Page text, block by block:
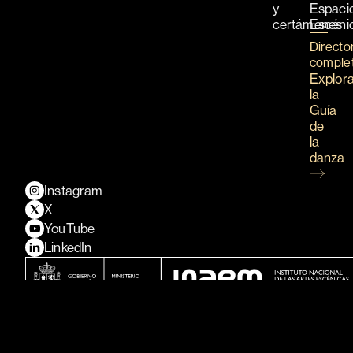
y
certámenes
la
Guía
de
la
danza
Instagram
X
YouTube
LinkedIn